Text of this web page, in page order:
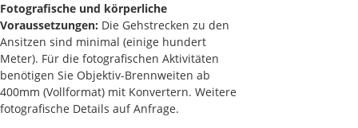
Fotografische und körperliche
Voraussetzungen: Die Gehstrecken zu den
Ansitzen sind minimal (einige hundert
Meter). Für die fotografischen Aktivitäten
benötigen Sie Objektiv-Brennweiten ab
400mm (Vollformat) mit Konvertern. Weitere
fotografische Details auf Anfrage.